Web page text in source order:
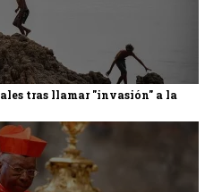
tras llamar "invasión" a la